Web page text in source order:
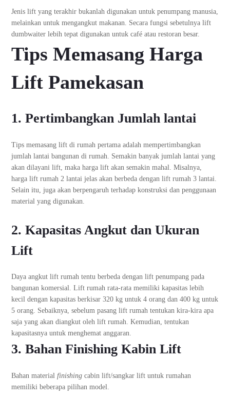
Jenis lift yang terakhir bukanlah digunakan untuk penumpang manusia,
melainkan untuk mengangkut makanan. Secara fungsi sebetulnya lift
dumbwaiter lebih tepat digunakan untuk café atau restoran besar.
Tips MemasangHarga
Lift Pamekasan
1. Pertimbangkan Jumlah lantai
Tips memasang lift di rumah pertama adalah mempertimbangkan
jumlah lantai bangunan di rumah. Semakin banyak jumlah lantai yang
akan dilayani lift, maka harga lift akan semakin mahal. Misalnya,
harga lift rumah 2 lantai jelas akan berbeda dengan lift rumah 3 lantai.
Selain itu, juga akan berpengaruh terhadap konstruksi dan penggunaan
material yang digunakan.
2. Kapasitas Angkut dan Ukuran
Lift
Daya angkut lift rumah tentu berbeda dengan lift penumpang pada
bangunan komersial. Lift rumah rata-rata memiliki kapasitas lebih
kecil dengan kapasitas berkisar 320 kg untuk 4 orang dan 400 kg untuk
5 orang. Sebaiknya, sebelum pasang lift rumah tentukan kira-kira apa
saja yang akan diangkut oleh lift rumah. Kemudian, tentukan
kapasitasnya untuk menghemat anggaran.
3. Bahan Finishing Kabin Lift
Bahan material finishing cabin lift/sangkar lift untuk rumahan
memiliki beberapa pilihan model.